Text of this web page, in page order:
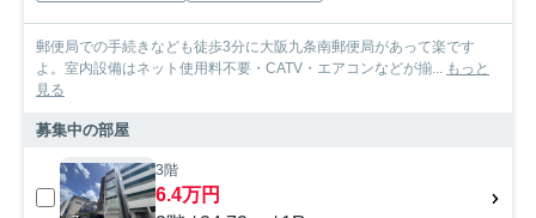
郵便局での手続きなども徒歩3分に大阪九条南郵便局があって楽です
よ。室内設備はネット使用料不要・CATV・エアコンなどが揃...
もっと
見る
募集中の部屋
3階
6.4万円